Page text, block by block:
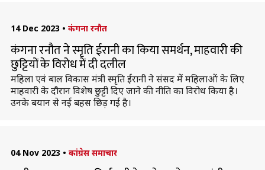
14 Dec 2023 • कंगना रनौत
कंगना रनौत ने स्मृति ईरानी का किया समर्थन, माहवारी की
छुट्टियों के विरोध में दी दलील
महिला एवं बाल विकास मंत्री स्मृति ईरानी ने संसद में महिलाओं के लिए
माहवारी के दौरान विशेष छुट्टी दिए जाने की नीति का विरोध किया है।
उनके बयान से नई बहस छिड़ गई है।
04 Nov 2023 • कांग्रेस समाचार